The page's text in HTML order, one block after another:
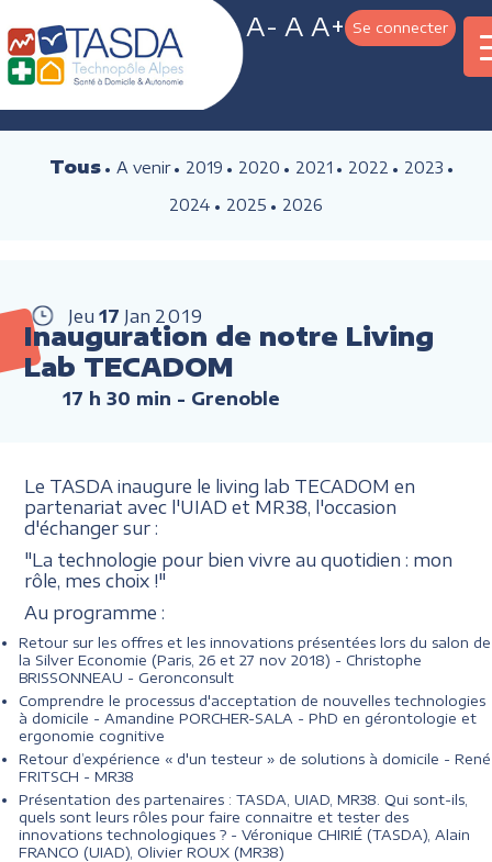
A- A A+ Se connecter
Tous A venir 2019 2020 2021 2022
2023
2024
2025 2026
Jeu 17 Jan 2019
Inauguration de notre Living
Lab TECADOM
17 h 30 min - Grenoble
Le TASDA inaugure le living lab TECADOM en
partenariat avec l'UIAD et MR38, l'occasion
d'échanger sur :
"La technologie pour bien vivre au quotidien : mon
rôle, mes choix !"
Au programme :
Retour sur les offres et les innovations présentées lors du salon de
la Silver Economie (Paris, 26 et 27 nov 2018) - Christophe
BRISSONNEAU - Geronconsult
Comprendre le processus d'acceptation de nouvelles technologies
à domicile - Amandine PORCHER-SALA - PhD en gérontologie et
ergonomie cognitive
Retour d’expérience « d'un testeur » de solutions à domicile - René
FRITSCH - MR38
Présentation des partenaires : TASDA, UIAD, MR38. Qui sont-ils,
quels sont leurs rôles pour faire connaitre et tester des
innovations technologiques ? - Véronique CHIRIÉ (TASDA), Alain
FRANCO (UIAD), Olivier ROUX (MR38)